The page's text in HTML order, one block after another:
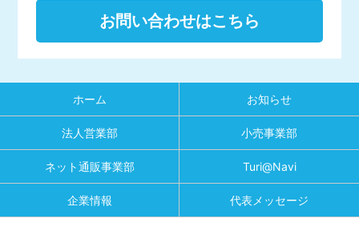
お問い合わせはこちら
ホーム お知らせ
法人営業部 小売事業部
ネット通販事業部 Turi@Navi
企業情報 代表メッセージ